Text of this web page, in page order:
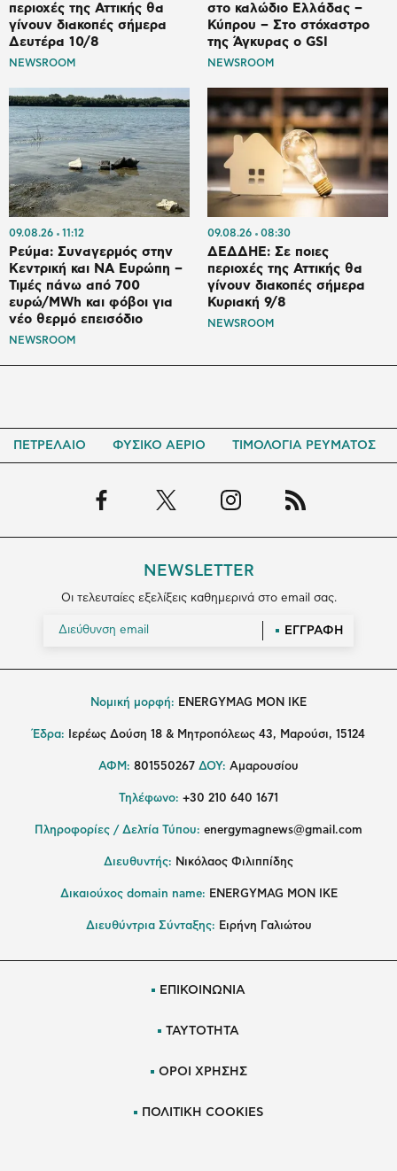
περιοχές της Αττικής θα
γίνουν διακοπές σήμερα
Δευτέρα 10/8
NEWSROOM
στο καλώδιο Ελλάδας –
Κύπρου – Στο στόχαστρο
της Άγκυρας ο GSI
NEWSROOM
09.08.26 11:12
Ρεύμα: Συναγερμός στην
Κεντρική και ΝΑ Ευρώπη –
Τιμές πάνω από 700
ευρώ/MWh και φόβοι για
νέο θερμό επεισόδιο
NEWSROOM
09.08.26 08:30
ΔΕΔΔΗΕ: Σε ποιες
περιοχές της Αττικής θα
γίνουν διακοπές σήμερα
Κυριακή 9/8
NEWSROOM
ΠΕΤΡΕΛΑΙΟ ΦΥΣΙΚΟ ΑΕΡΙΟ ΤΙΜΟΛΟΓΙΑ ΡΕΥΜΑΤΟΣ
NEWSLETTER
Οι τελευταίες εξελίξεις καθημερινά στο email σας.
ΕΓΓΡΑΦΗ
Νομική μορφή: ENERGYMAG MON IKE
Έδρα: Ιερέως Δούση 18 & Μητροπόλεως 43, Μαρούσι, 15124
ΑΦΜ: 801550267 ΔΟΥ: Αμαρουσίου
Τηλέφωνο: +30 210 640 1671
Πληροφορίες / Δελτία Τύπου: energymagnews@gmail.com
Διευθυντής: Νικόλαος Φιλιππίδης
Δικαιούχος domain name: ENERGYMAG ΜΟΝ ΙΚΕ
Διευθύντρια Σύνταξης: Ειρήνη Γαλιώτου
ΕΠΙΚΟΙΝΩΝΙΑ
ΤΑΥΤΟΤΗΤΑ
ΟΡΟΙ ΧΡΗΣΗΣ
ΠΟΛΙΤΙΚΗ COOKIES